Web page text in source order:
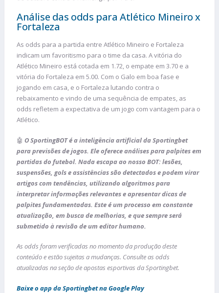
Análise das odds para Atlético Mineiro x
Fortaleza
As odds para a partida entre Atlético Mineiro e Fortaleza
indicam um favoritismo para o time da casa. A vitória do
Atlético Mineiro está cotada em 1.72, o empate em 3.70 e a
vitória do Fortaleza em 5.00. Com o Galo em boa fase e
jogando em casa, e o Fortaleza lutando contra o
rebaixamento e vindo de uma sequência de empates, as
odds refletem a expectativa de um jogo com vantagem para o
Atlético.
🤖 O SportingBOT é a inteligência artificial da Sportingbet
para previsões de jogos. Ele oferece análises para palpites em
partidas do futebol. Nada escapa ao nosso BOT: lesões,
suspensões, gols e assistências são detectados e podem virar
artigos com tendências, utilizando algoritmos para
interpretar informações relevantes e apresentar dicas de
palpites fundamentadas. Este é um processo em constante
atualização, em busca de melhorias, e que sempre será
submetido à revisão de um editor humano.
As odds foram verificadas no momento da produção deste
conteúdo e estão sujeitas a mudanças. Consulte as odds
atualizadas na seção de apostas esportivas da Sportingbet.
Baixe o app da Sportingbet na Google Play